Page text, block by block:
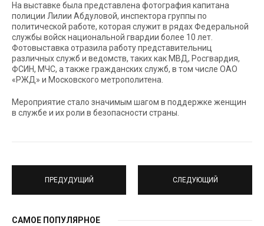
На выставке была представлена фотография капитана
полиции Лилии Абдуловой, инспектора группы по
политической работе, которая служит в рядах Федеральной
службы войск национальной гвардии более 10 лет.
Фотовыставка отразила работу представительниц
различных служб и ведомств, таких как МВД, Росгвардия,
ФСИН, МЧС, а также гражданских служб, в том числе ОАО
«РЖД» и Московского метрополитена.
Мероприятие стало значимым шагом в поддержке женщин
в службе и их роли в безопасности страны.
ПРЕДУДУЩИЙ СЛЕДУЮЩИЙ
САМОЕ ПОПУЛЯРНОЕ